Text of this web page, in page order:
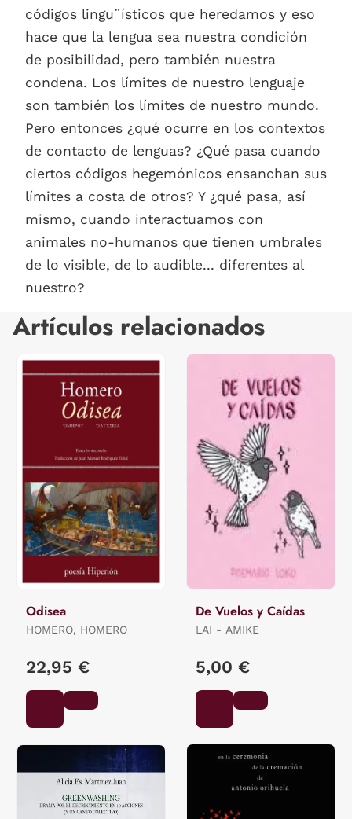
códigos lingu¨ísticos que heredamos y eso
hace que la lengua sea nuestra condición
de posibilidad, pero también nuestra
condena. Los límites de nuestro lenguaje
son también los límites de nuestro mundo.
Pero entonces ¿qué ocurre en los contextos
de contacto de lenguas? ¿Qué pasa cuando
ciertos códigos hegemónicos ensanchan sus
límites a costa de otros? Y ¿qué pasa, así
mismo, cuando interactuamos con
animales no-humanos que tienen umbrales
de lo visible, de lo audible... diferentes al
nuestro?
Artículos relacionados
Odisea
HOMERO, HOMERO
22,95 €
De Vuelos y Caídas
LAI - AMIKE
5,00 €